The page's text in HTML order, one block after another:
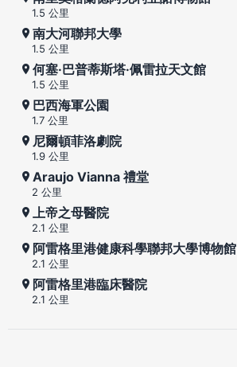
1.5 公里
南大河聯邦大學
1.5 公里
何塞·巴普蒂斯塔·佩雷拉天文館
1.5 公里
巴西海軍公園
1.7 公里
尼爾頓菲洛劇院
1.9 公里
Araujo Vianna 禮堂
2 公里
上帝之母醫院
2.1 公里
阿雷格里港健康科學聯邦大學博物館
2.1 公里
阿雷格里港臨床醫院
2.1 公里